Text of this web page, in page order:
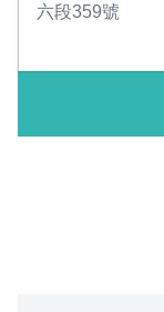
六段359號